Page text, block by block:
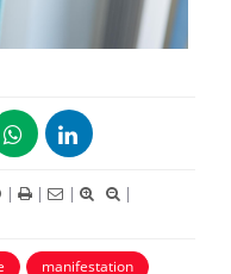
| | |
|
manifestation